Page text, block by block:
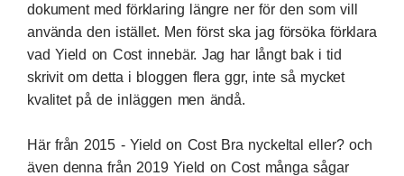
dokument med förklaring längre ner för den som vill
använda den istället. Men först ska jag försöka förklara
vad Yield on Cost innebär. Jag har långt bak i tid
skrivit om detta i bloggen flera ggr, inte så mycket
kvalitet på de inläggen men ändå.
Här från 2015 - Yield on Cost Bra nyckeltal eller?och
även denna från 2019Yield on Cost många sågar